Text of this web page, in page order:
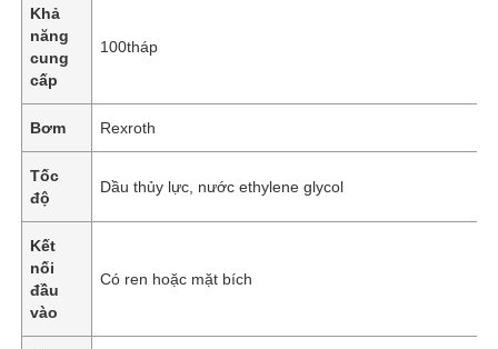
Khả
năng
cung
cấp
100tháp
Bơm Rexroth
Tốc
độ
Dầu thủy lực, nước ethylene glycol
Kết
nối
đầu
vào
Có ren hoặc mặt bích